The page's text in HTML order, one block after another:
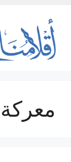
المحتوى
معركة